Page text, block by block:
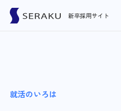
新卒採用サイト
就活のいろは